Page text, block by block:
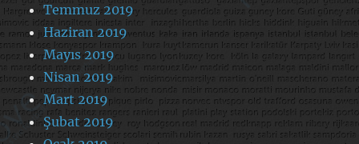
Temmuz 2019
Haziran 2019
Mayıs 2019
Nisan 2019
Mart 2019
Şubat 2019